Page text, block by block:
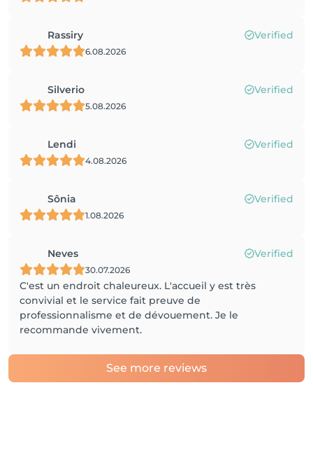
Rassiry Verified
6.08.2026
Silverio Verified
5.08.2026
Lendi Verified
4.08.2026
Sônia Verified
1.08.2026
Neves Verified
30.07.2026
C'est un endroit chaleureux. L'accueil y est très
convivial et le service fait preuve de
professionnalisme et de dévouement. Je le
recommande vivement.
See more reviews